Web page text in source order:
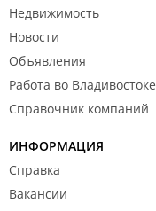
Недвижимость
Новости
Объявления
Работа во Владивостоке
Справочник компаний
ИНФОРМАЦИЯ
Справка
Вакансии